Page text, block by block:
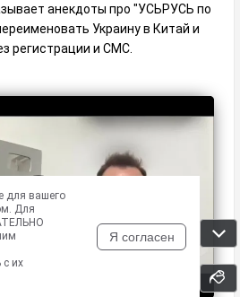
анекдоты про "УСЬРУСЬ по
Украину в Китай и
регистрации и СМС.
для вашего
Для
с их
Я согласен